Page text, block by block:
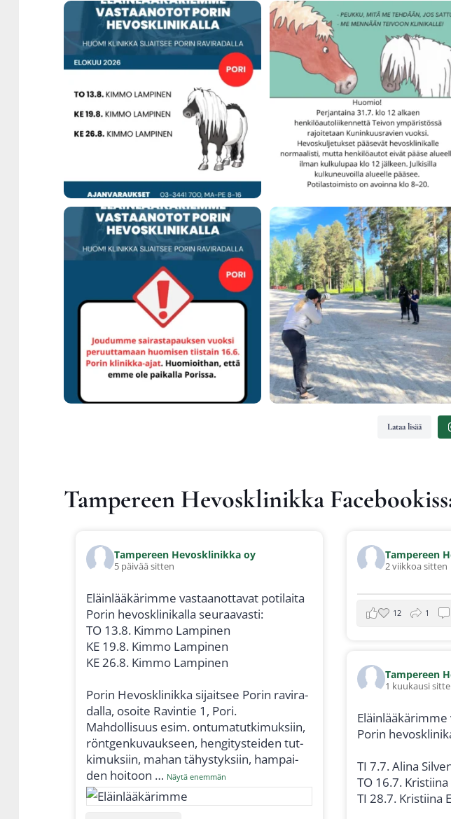
Eläin­lää­kä­rim­me vas­taa­not­ta­vat poti­lai­ta
7 0
Kunin­kuus­ra­vien aikaan lii­ken­net­tä Tei­von
18 0
Jou­dum­me vali­tet­ta­vas­ti peruut­ta­maan
12 0
Kli­ni­kan net­ti­si­vut ovat käy­neet läpi...
54 0
Lataa lisää
Tam­pe­reen Hevoskli­nik­ka
Tam­pe­reen Hevoskli­nik­ka oy
5 päi­vää sit­ten
Eläin­lää­kä­rim­me vas­taa­not­ta­vat poti­lai­ta
Porin hevoskli­ni­kal­la seu­raa­vas­ti:
TO 13.8. Kim­mo Lam­pi­nen
KE 19.8. Kim­mo Lam­pi­nen
KE 26.8. Kim­mo Lam­pi­nen
Porin Hevoskli­nik­ka sijait­see Porin ravi­ra­
dal­la, osoi­te Ravin­tie 1, Pori.
Mah­dol­li­suus esim. ontu­ma­tut­ki­muk­siin,
rönt­gen­ku­vauk­seen, hen­gi­tys­tei­den tut­
ki­muk­siin, mahan tähys­tyk­siin, ham­pai­
den hoi­toon … Näy­tä enem­män
Tam­pe­reen
2 viik­koa sit­ten
12 1
Tam­pe­reen
1 kuu­kausi
Porin
TI 7.7. Ali­na
TO 16.7.
TI 28.7. Kris­tii­na